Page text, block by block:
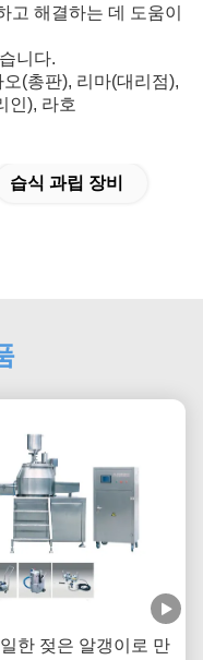
고 해결하는 데 도움이
니다.
(총판), 리마(대리점),
인), 라호
습식 과립 장비
한 젖은 알갱이로 만